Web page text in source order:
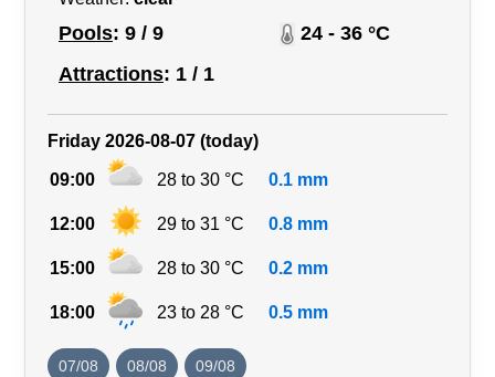
Pools: 9 / 9
24 - 36 °C
Attractions: 1 / 1
Friday 2026-08-07 (today)
09:00 28 to 30 °C 0.1 mm
12:00 29 to 31 °C 0.8 mm
15:00 28 to 30 °C 0.2 mm
18:00 23 to 28 °C 0.5 mm
07/08 08/08 09/08